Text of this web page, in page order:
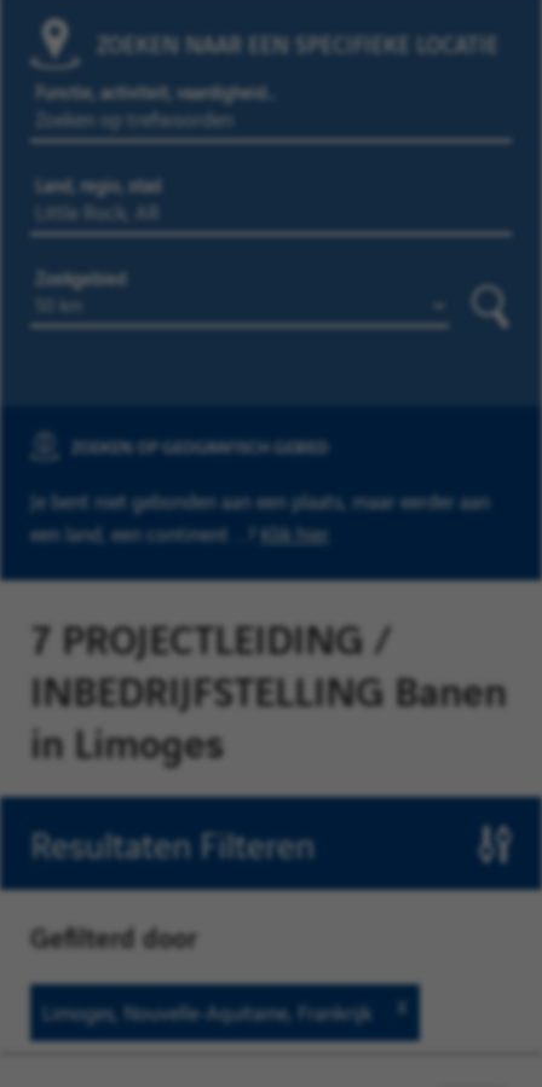
ZOEKEN NAAR EEN SPECIFIEKE LOCATIE
Functie, activiteit, vaardigheid…
Land, regio, stad
Zoekgebied
ZOEKEN OP GEOGRAFISCH GEBIED
Je bent niet gebonden aan een plaats, maar eerder aan
een land, een continent ...? Klik hier
7 PROJECTLEIDING /
INBEDRIJFSTELLING Banen
in Limoges
Resultaten Filteren
Gefilterd door
Limoges, Nouvelle-Aquitaine, Frankrijk